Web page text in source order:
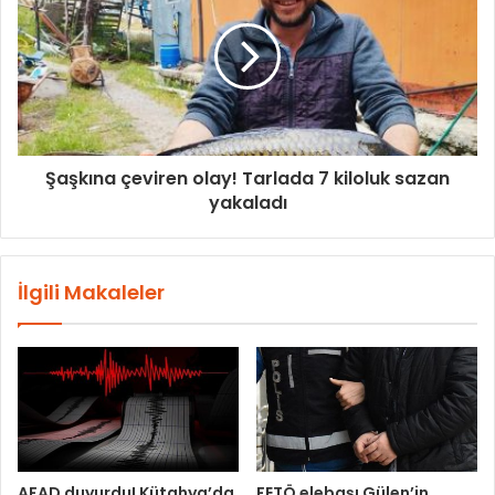
Şaşkına çeviren olay! Tarlada 7 kiloluk sazan
yakaladı
İlgili Makaleler